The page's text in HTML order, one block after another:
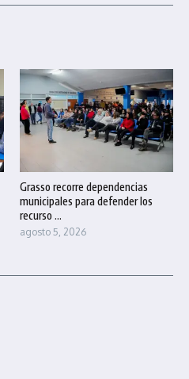
Grasso recorre dependencias
municipales para defender los
recurso ...
agosto 5, 2026